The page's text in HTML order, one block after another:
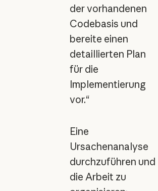
der vorhandenen
Codebasis und
bereite einen
detaillierten Plan
für die
Implementierung
vor.“
Eine
Ursachenanalyse
durchzuführen und
die Arbeit zu